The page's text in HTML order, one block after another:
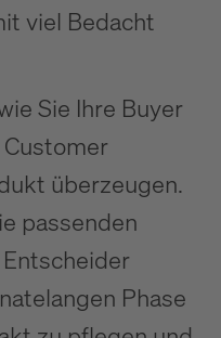
viel Bedacht
Sie Ihre Buyer
überzeugen.
passenden
Phase